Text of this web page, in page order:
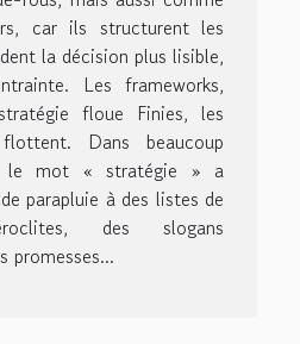
car ils structurent les
la décision plus lisible,
Les frameworks,
floue Finies, les
Dans beaucoup
le mot « stratégie » a
parapluie à des listes de
des slogans
promesses...